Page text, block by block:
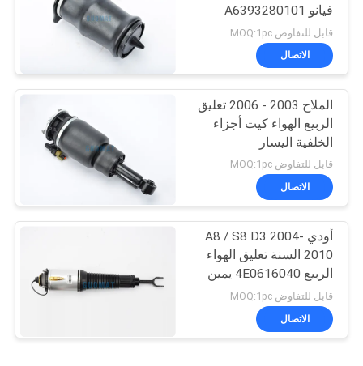
فيانو A6393280101
A6393280201
قابل للتفاوض MOQ:1pc
الاتصال
الملاح 2003 - 2006 تعليق
الربيع الهواء كيت أجزاء
الخلفية اليسار
6L1Z18A099DA
3L1Z18125AB
4L1Z5A891AA
قابل للتفاوض MOQ:1pc
الاتصال
أودي A8 / S8 D3 2004-
2010 السنة تعليق الهواء
الربيع 4E0616040 يمين
الجبهة
قابل للتفاوض MOQ:1pc
الاتصال